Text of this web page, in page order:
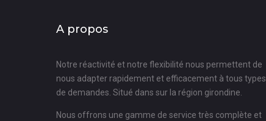
A propos
Notre réactivité et notre flexibilité nous permettent de
nous adapter rapidement et efficacement à tous types
de demandes. Situé dans sur la région girondine.
Nous offrons une gamme de service très complète et